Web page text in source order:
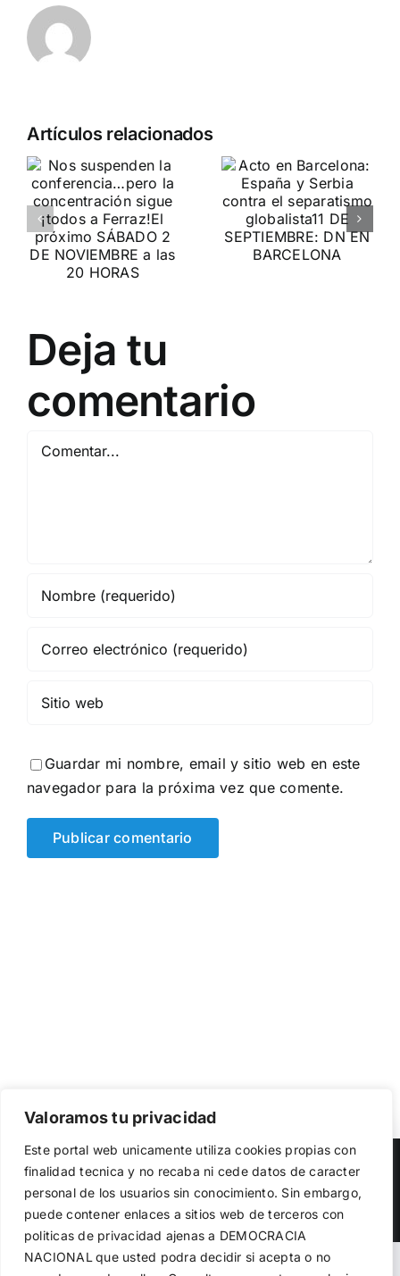
Valoramos tu privacidad
Este portal web unicamente utiliza cookies propias con
finalidad tecnica y no recaba ni cede datos de caracter
personal de los usuarios sin conocimiento. Sin embargo,
puede contener enlaces a sitios web de terceros con
politicas de privacidad ajenas a DEMOCRACIA
NACIONAL que usted podra decidir si acepta o no
Artículos relacionados
Acto en
Barcelona:
España y
Serbia
contra el
separatismo
globalista
contra la
invasión
migratoria
y el gran
reemplazo
Deja tu
comentario
Guardar mi nombre, email y sitio web en este
navegador para la próxima vez que comente.
Copyright 2023 | Democracia Nacional | All Rights Reserved
Facebook
TwitterInstagram
el funcionamiento de la web, medir su uso y mejorar
nuestros servicios. Puede aceptar todas las cookies,
rechazar las no necesarias o configurar sus preferencias.
Política de cookies
Aceptar todo